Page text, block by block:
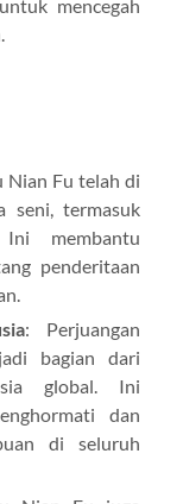
mencegah
Nian Fu telah di
seni, termasuk
membantu
penderitaan
: Perjuangan
bagian dari
global. Ini
dan
di seluruh